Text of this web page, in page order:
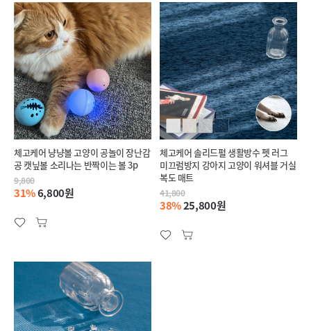
체고케어 냥냥볼 고양이 공놀이 장난감
공 캣닢볼 소리나는 반짝이는 볼 3p
9,800
31%6,800원
체고케어 솔리드펄 생활방수 펫 러그
미끄럼방지 강아지 고양이 워셔블 거실
복도 매트
41,800
38%25,800원